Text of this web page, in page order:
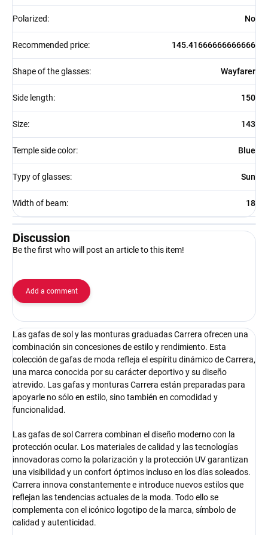
Polarized: No
Recommended price: 145.41666666666666
Shape of the glasses: Wayfarer
Side length: 150
Size: 143
Temple side color: Blue
Typy of glasses: Sun
Width of beam: 18
Discussion
Be the first who will post an article to this item!
Add a comment
Las gafas de sol y las monturas graduadas Carrera ofrecen una
combinación sin concesiones de estilo y rendimiento. Esta
colección de gafas de moda refleja el espíritu dinámico de Carrera,
una marca conocida por su carácter deportivo y su diseño
atrevido. Las gafas y monturas Carrera están preparadas para
apoyarle no sólo en estilo, sino también en comodidad y
funcionalidad.
Las gafas de sol Carrera combinan el diseño moderno con la
protección ocular. Los materiales de calidad y las tecnologías
innovadoras como la polarización y la protección UV garantizan
una visibilidad y un confort óptimos incluso en los días soleados.
Carrera innova constantemente e introduce nuevos estilos que
reflejan las tendencias actuales de la moda. Todo ello se
complementa con el icónico logotipo de la marca, símbolo de
calidad y autenticidad.